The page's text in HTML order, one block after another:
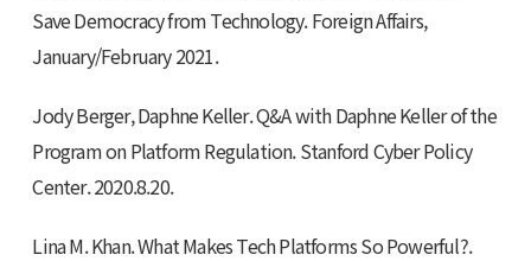
Save Democracy from Technology. Foreign Affairs,
January/February 2021.
Jody Berger, Daphne Keller. Q&A with Daphne Keller of the
Program on Platform Regulation. Stanford Cyber Policy
Center. 2020.8.20.
Lina M. Khan. What Makes Tech Platforms So Powerful?.